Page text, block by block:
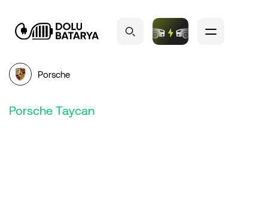
Porsche
Porsche Taycan